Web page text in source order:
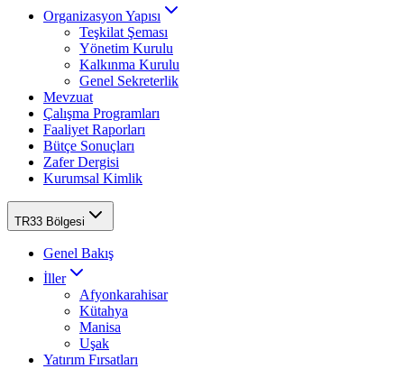
Organizasyon Yapısı
Teşkilat Şeması
Yönetim Kurulu
Kalkınma Kurulu
Genel Sekreterlik
Mevzuat
Çalışma Programları
Faaliyet Raporları
Bütçe Sonuçları
Zafer Dergisi
Kurumsal Kimlik
TR33 Bölgesi
Genel Bakış
İller
Afyonkarahisar
Kütahya
Manisa
Uşak
Yatırım Fırsatları